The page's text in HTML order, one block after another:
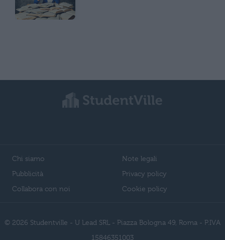
Chi siamo
Pubblicità
Collabora con noi
Note legali
Privacy policy
Cookie policy
© 2026 Studentville - U Lead SRL - Piazza Bologna 49, Roma - P.IVA
15846351003